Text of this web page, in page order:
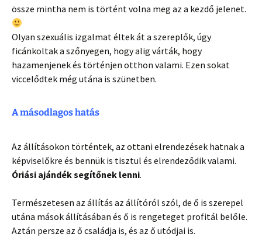
össze mintha nem is történt volna meg az a kezdő jelenet.
Olyan szexuális izgalmat éltek át a szereplők, úgy
ficánkoltak a szőnyegen, hogy alig várták, hogy
hazamenjenek és történjen otthon valami. Ezen sokat
viccelődtek még utána is szünetben.
A másodlagos hatás
Az állításokon történtek, az ottani elrendezések hatnak a
képviselőkre és bennük is tisztul és elrendeződik valami.
Óriási ajándék segítőnek lenni.
Természetesen az állítás az állítóról szól, de ő is szerepel
utána mások állításában és ő is rengeteget profitál belőle.
Aztán persze az ő családja is, és az ő utódjai is.